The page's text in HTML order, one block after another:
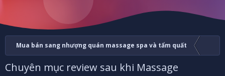
Mua bán sang nhượng quán massage spa và tẩm quất
Chuyên mục review sau khi Massage